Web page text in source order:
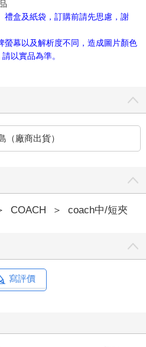
禮盒及紙袋，訂購前請先思慮，謝
螢幕以及解析度不同，造成圖片顏色
請以實品為準。
（廠商出貨）
COACH ＞ coach中/短夾
寫評價